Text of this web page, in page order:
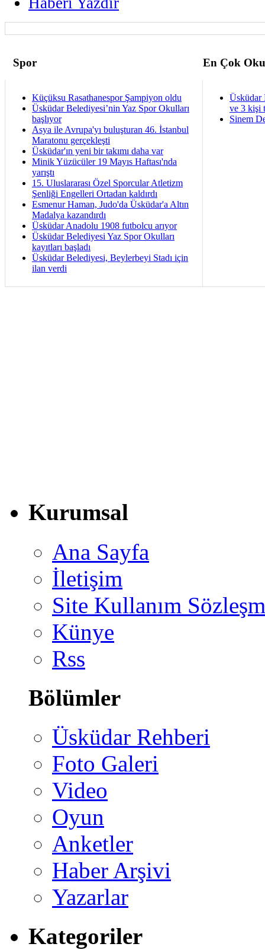
Spor En Çok
Küçüksu Rasathanespor Şampiyon oldu
Üsküdar Belediyesi’nin Yaz Spor Okulları
başlıyor
Asya ile Avrupa'yı buluşturan 46. İstanbul
Maratonu gerçekleşti
Üsküdar'ın yeni bir takımı daha var
Minik Yüzücüler 19 Mayıs Haftası'nda
yarıştı
15. Uluslararası Özel Sporcular Atletizm
Şenliği Engelleri Ortadan kaldırdı
Esmenur Haman, Judo'da Üsküdar'a Altın
Madalya kazandırdı
Üsküdar Anadolu 1908 futbolcu arıyor
Üsküdar Belediyesi Yaz Spor Okulları
kayıtları başladı
Üsküdar Belediyesi, Beylerbeyi Stadı için
ilan verdi
Üsküdar
ve 3 kişi
Sinem
Kurumsal
Ana Sayfa
İletişim
Site Kullanım
Künye
Rss
Bölümler
Üsküdar Rehberi
Foto Galeri
Video
Oyun
Anketler
Haber Arşivi
Yazarlar
Kategoriler